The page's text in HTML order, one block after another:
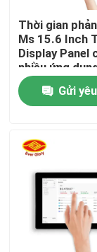
Liên hệ
Tin tức
Bảng hiển thị
Màn hình
Thời gian
Ms 15.6 Inch
Display Panel
nhiều ứng
Gửi